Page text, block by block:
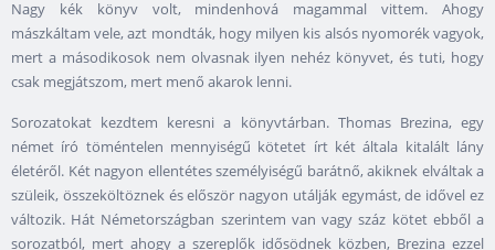
Nagy kék könyv volt, mindenhová magammal vittem. Ahogy
mászkáltam vele, azt mondták, hogy milyen kis alsós nyomorék vagyok,
mert a másodikosok nem olvasnak ilyen nehéz könyvet, és tuti, hogy
csak megjátszom, mert menő akarok lenni.
Sorozatokat kezdtem keresni a könyvtárban. Thomas Brezina, egy
német író töméntelen mennyiségű kötetet írt két általa kitalált lány
életéről. Két nagyon ellentétes személyiségű barátnő, akiknek elváltak a
szüleik, összeköltöznek és először nagyon utálják egymást, de idővel ez
változik. Hát Németországban szerintem van vagy száz kötet ebből a
sorozatból, mert ahogy a szereplők idősödnek közben, Brezina ezzel